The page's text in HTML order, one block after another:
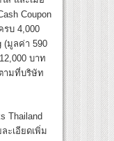
Coupon
บ 4,000
(มูลค่า 590
บาท
ามที่บริษัท
Thailand
ะเอียดเพิ่ม